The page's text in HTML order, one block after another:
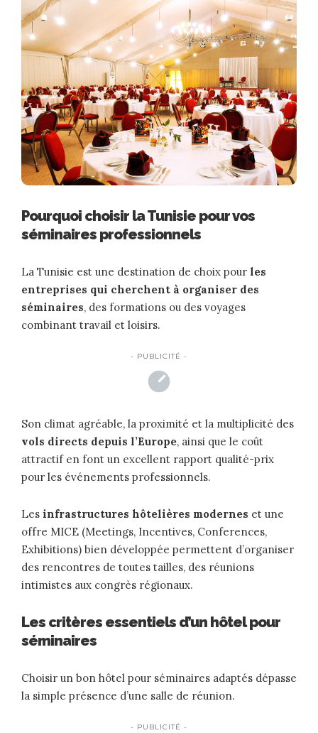
Pourquoi choisir la Tunisie pour vos
séminaires professionnels
La Tunisie est une destination de choix pour les
entreprises qui cherchent à organiser des
séminaires, des formations ou des voyages
combinant travail et loisirs.
- PUBLICITÉ -
Son climat agréable, la proximité et la multiplicité des
vols directs depuis l’Europe, ainsi que le coût
attractif en font un excellent rapport qualité-prix
pour les événements professionnels.
Les infrastructures hôtelières modernes et une
offre MICE (Meetings, Incentives, Conferences,
Exhibitions) bien développée permettent d’organiser
des rencontres de toutes tailles, des réunions
intimistes aux congrès régionaux.
Les critères essentiels d’un hôtel pour
séminaires
Choisir un bon hôtel pour séminaires adaptés dépasse
la simple présence d’une salle de réunion.
- PUBLICITÉ -